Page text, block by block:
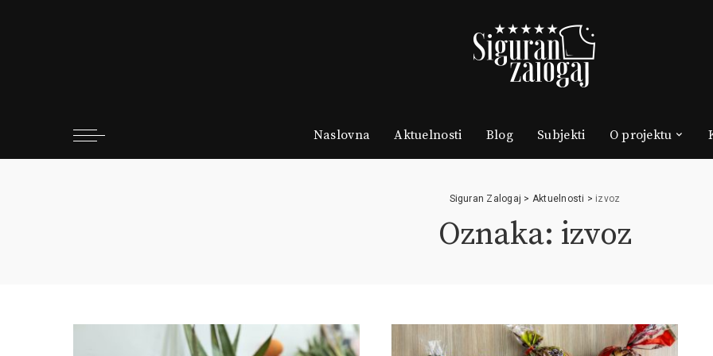
Naslovna Aktuelnosti Blog Subjekti O projektu
Siguran Zalogaj > Aktuelnosti > izvoz
Oznaka: izvoz